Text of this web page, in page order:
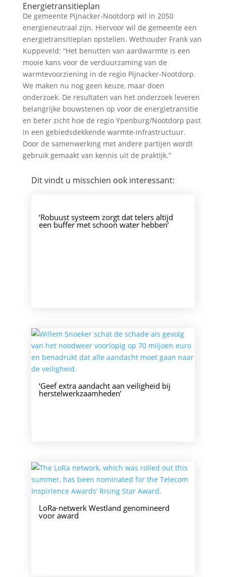
Energietransitieplan
De gemeente Pijnacker-Nootdorp wil in 2050
energieneutraal zijn. Hiervoor wil de gemeente een
energietransitieplan opstellen. Wethouder Frank van
Kuppeveld: “Het benutten van aardwarmte is een
mooie kans voor de verduurzaming van de
warmtevoorziening in de regio Pijnacker-Nootdorp.
We maken nu nog geen keuze, maar doen
onderzoek. De resultaten van het onderzoek leveren
belangrijke bouwstenen op voor de energietransitie
en beter zicht hoe de regio Ypenburg/Nootdorp past
in een gebiedsdekkende warmte-infrastructuur.
Door de samenwerking met andere partijen wordt
gebruik gemaakt van kennis uit de praktijk.”
Dit vindt u misschien ook interessant:
‘Robuust systeem zorgt dat telers altijd
een buffer met schoon water hebben’
‘Geef extra aandacht aan veiligheid bij
herstelwerkzaamheden’
LoRa-netwerk Westland genomineerd
voor award